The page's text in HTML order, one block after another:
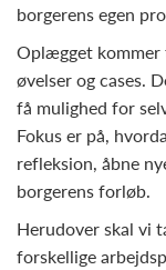
borgerens egen
Oplægget kommer
øvelser og cases.
få mulighed for
Fokus er på,
refleksion, åbne
borgerens forløb.
Herudover skal vi
forskellige